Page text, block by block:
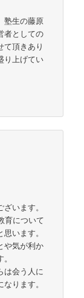
塾生の藤原
者としての
て頂きあり
り上げてい
います。
育について
います。
や気が利か
は会う人に
ります。